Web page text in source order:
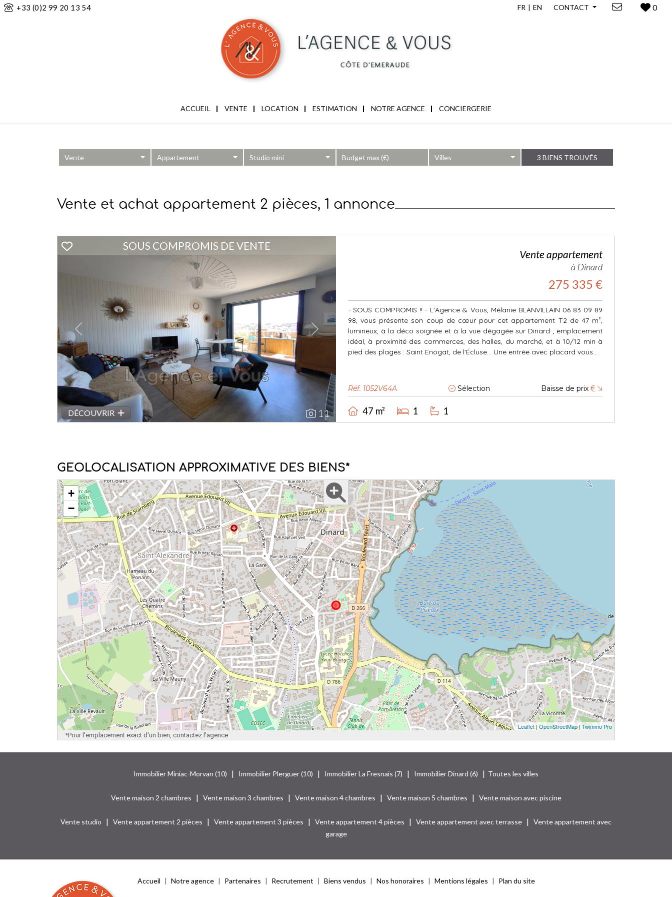
+33 (0)2 99 20 13 54 FR EN CONTACT 0
ACCUEIL VENTE LOCATION ESTIMATION NOTRE AGENCE CONCIERGERIE
Vente Appartement Studio mini Villes 3 BIENS TROUVÉS
Vente et achat appartement 2 pièces, 1 annonce
Previous Next
SOUS COMPROMIS DE VENTE
DÉCOUVRIR 11
Vente appartement
à Dinard
275 335 €
- SOUS COMPROMIS !! - L'Agence & Vous, Mélanie BLANVILLAIN 06 83 09 89
98, vous présente son coup de cœur pour cet appartement T2 de 47 m²,
lumineux, à la déco soignée et à la vue dégagée sur Dinard ; emplacement
idéal, à proximité des commerces, des halles, du marché, et à 10/12 min à
pied des plages : Saint Enogat, de l'Écluse... Une entrée avec placard vous...
Réf. 1052V64A Sélection Baisse de prix €
47 m² 1 1
GEOLOCALISATION APPROXIMATIVE DES BIENS*
+
−
Leaflet | OpenStreetMap|Twimmo Pro
*Pour l'emplacement exact d'un bien, contactez l'agence
Immobilier Miniac-Morvan (10) | Immobilier Plerguer (10) | Immobilier La Fresnais (7) | Immobilier Dinard (6) | Toutes les villes
Vente maison 2 chambres | Vente maison 3 chambres | Vente maison 4 chambres | Vente maison 5 chambres | Vente maison avec piscine
Vente studio | Vente appartement 2 pièces | Vente appartement 3 pièces | Vente appartement 4 pièces | Vente appartement avec terrasse | Vente appartement avec
garage
Accueil Notre agence Partenaires Recrutement Biens vendus Nos honoraires Mentions légales Plan du site